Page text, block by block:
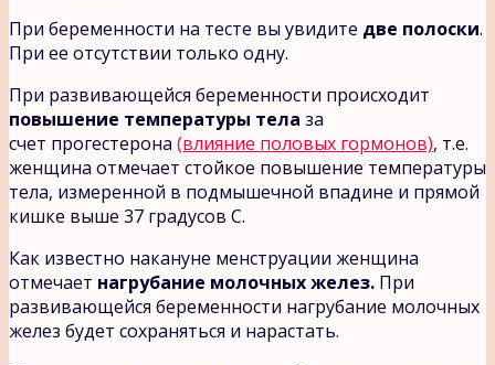
При беременности на тесте вы увидите две полоски.
При ее отсутствии только одну.
При развивающейся беременности происходит
повышение температуры тела за
счет прогестерона (влияние половых гормонов), т.е.
женщина отмечает стойкое повышение температуры
тела, измеренной в подмышечной впадине и прямой
кишке выше 37 градусов С.
Как известно накануне менструации женщина
отмечает нагрубание молочных желез. При
развивающейся беременности нагрубание молочных
желез будет сохраняться и нарастать.